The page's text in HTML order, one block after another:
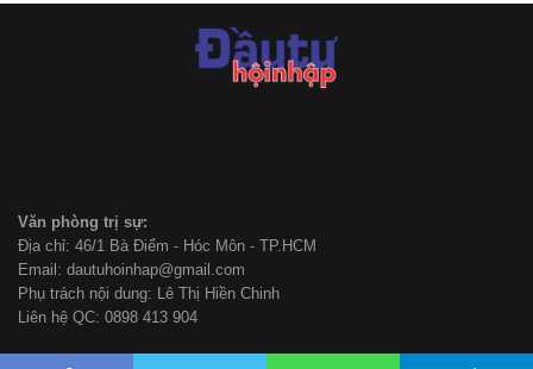
Văn phòng trị sự:
Địa chỉ: 46/1 Bà Điểm - Hóc Môn - TP.HCM
Email: dautuhoinhap@gmail.com
Phụ trách nội dung: Lê Thị Hiền Chinh
Liên hệ QC: 0898 413 904